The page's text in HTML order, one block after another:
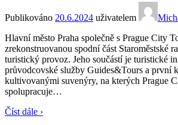
Publikováno 20.6.2024 uživatelem
Hlavní město Praha společně s Prague City
zrekonstruovanou spodní část Staroměstské
turistický provoz. Jeho součástí je turistické
průvodcovské služby Guides&Tours a první
kultivovanými suvenýry, na kterých Prague
spolupracuje…
Číst dále ›